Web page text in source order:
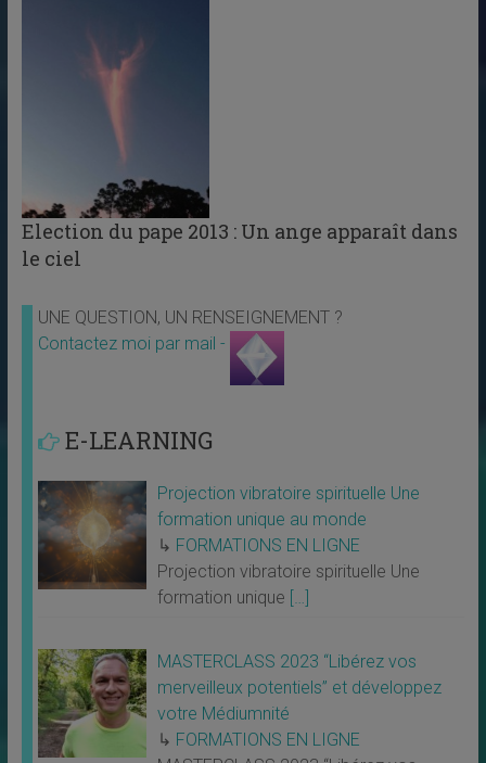
Election du pape 2013 : Un ange apparaît dans
le ciel
UNE QUESTION, UN RENSEIGNEMENT ?
Contactez moi par mail -
E-LEARNING
Projection vibratoire spirituelle Une
formation unique au monde
↳ FORMATIONS EN LIGNE
Projection vibratoire spirituelle Une
formation unique […]
MASTERCLASS 2023 “Libérez vos
merveilleux potentiels” et développez
votre Médiumnité
↳ FORMATIONS EN LIGNE